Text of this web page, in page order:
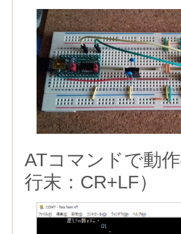
ATコマンドで動
行末：CR+LF）